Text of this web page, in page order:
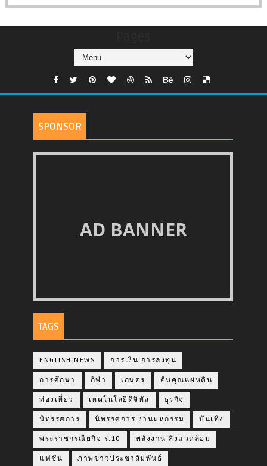
SPONSOR
AD BANNER
TAGS
ENGLISH NEWS การเงิน การลงทุน
การศึกษา กีฬา เกษตร คืนคุณแผ่นดิน
ท่องเที่ยว เทคโนโลยีดิจิทัล ธุรกิจ
นิทรรศการ นิทรรศการ งานมหกรรม บันเทิง
พระราชกรณียกิจ ร.10 พลังงาน สิ่งแวดล้อม
แฟชั่น ภาพข่าวประชาสัมพันธ์